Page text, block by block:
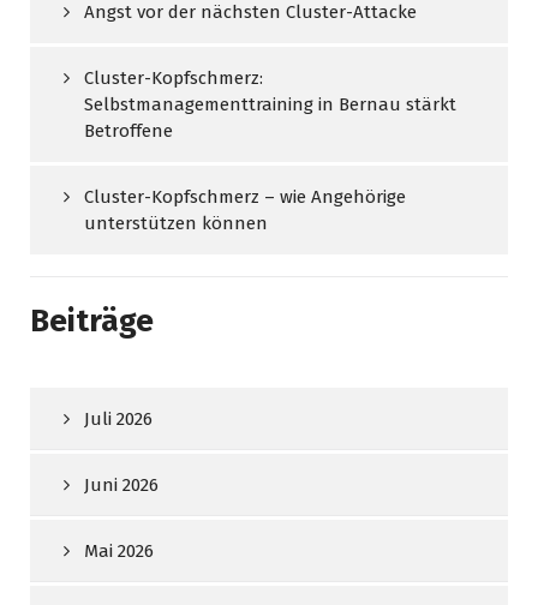
Angst vor der nächsten Cluster-Attacke
Cluster-Kopfschmerz:
Selbstmanagementtraining in Bernau stärkt
Betroffene
Cluster-Kopfschmerz – wie Angehörige
unterstützen können
Beiträge
Juli 2026
Juni 2026
Mai 2026